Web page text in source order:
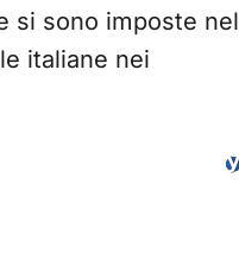
si sono imposte nel
italiane nei